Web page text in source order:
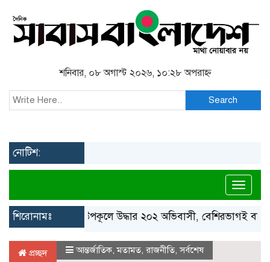
শনিবার, ০৮ অগাস্ট ২০২৬, ১০:২৮ অপরাহ্ন
Search
নোটিশ:
শিরোনামঃগ্রিস উপকূলে উদ্ধার ২০২ অভিবাসী, বেশিরভাগই বাংলাদেশি
প্রচ্ছদ আন্তর্জাতিক,মতামত, রাজনীতি,সর্বশেষ